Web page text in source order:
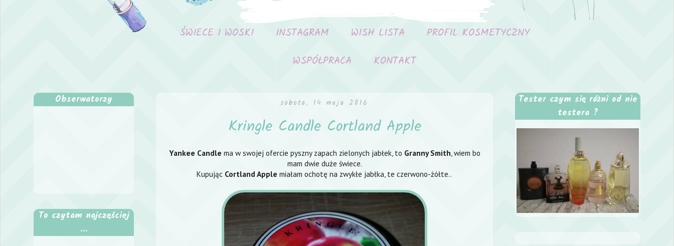
ŚWIECE I WOSKI INSTAGRAM WISH LISTA
PROFIL KOSMETYCZNY
WSPÓŁPRACA
KONTAKT
sobota, 14 maja 2016
Kringle Candle Cortland Apple
Yankee Candle ma w swojej ofercie pyszny zapach zielonych jabłek, to Granny Smith, wiem bo
mam dwie duże świece.
KupującCortland Apple miałam ochotę na zwykłe jabłka, te czerwono-żółte..
Obserwatorzy
To czytam najczęściej
...
Tester czym się różni od nie
testera ?